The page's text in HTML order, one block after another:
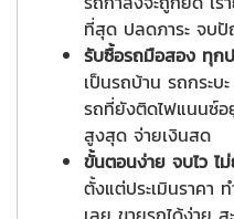
ที่สุด ปลดภาระ จบ
รับซื้อรถมือสอง ทุกป
เป็นรถบ้าน รถกระบ
รถที่ยังติดไฟแนนซ์อ
สูงสุด จ่ายเงินสด
ขั้นตอนง่าย จบไว ไ
ตั้งแต่ประเมินราค